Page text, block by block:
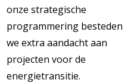
onze strategische
programmering besteden
we extra aandacht aan
projecten voor de
energietransitie.